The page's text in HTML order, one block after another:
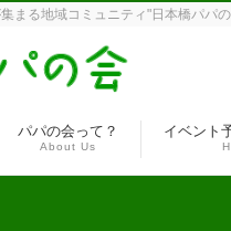
まる地域コミュニティ"日本橋パパ
パパの会って？
About Us
イベント